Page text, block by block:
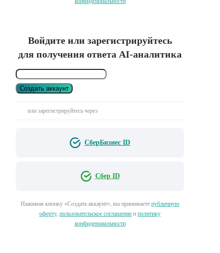
Войдите или зарегистрируйтесь
для получения ответа AI-аналитика
Создать аккаунт
или зарегистрируйтесь через
СберБизнес ID
Сбер ID
Нажимая кнопку «Создать аккаунт», вы принимаете публичную
оферту, пользовательское соглашение и политику
конфиденциальности